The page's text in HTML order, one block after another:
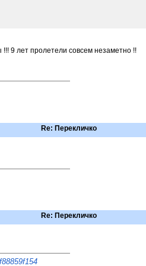
9 лет пролетели совсем незаметно !!
Re: Перекличко
Re: Перекличко